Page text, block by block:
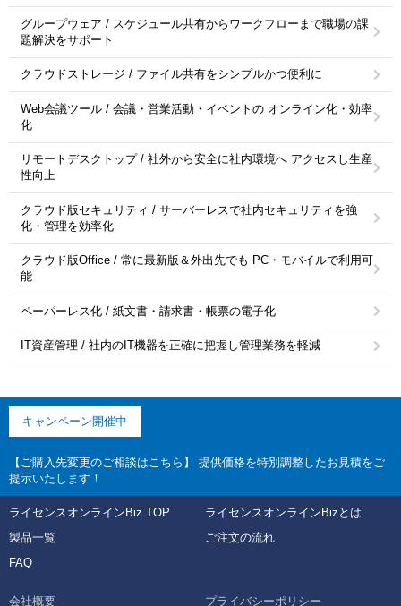
グループウェア / スケジュール共有からワークフローまで職場の課
題解決をサポート
クラウドストレージ / ファイル共有をシンプルかつ便利に
Web会議ツール / 会議・営業活動・イベントの オンライン化・効率
化
リモートデスクトップ / 社外から安全に社内環境へ アクセスし生産
性向上
クラウド版セキュリティ / サーバーレスで社内セキュリティを強
化・管理を効率化
クラウド版Office / 常に最新版＆外出先でも PC・モバイルで利用可
能
ペーパーレス化 / 紙文書・請求書・帳票の電子化
IT資産管理 / 社内のIT機器を正確に把握し管理業務を軽減
キャンペーン開催中
【ご購入先変更のご相談はこちら】 提供価格を特別調整したお見積をご
提示いたします！
ライセンスオンラインBiz TOP
ライセンスオンラインBizとは
製品一覧
ご注文の流れ
FAQ
会社概要 プライバシーポリシー